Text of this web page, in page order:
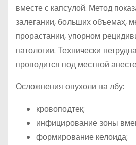
вместе с капсулой. Метод
залегании, больших объемах,
прорастании, упорном
патологии. Технически
проводится под местной
Осложнения опухоли на лбу:
кровоподтек;
инфицирование зоны
формирование келоида;